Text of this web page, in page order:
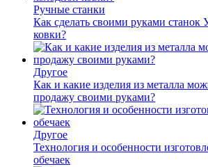
Ручные станки
Как сделать своими руками станок
ковки?
Другое
Как и какие изделия из металла
продажу своими руками?
Другое
Технология и особенности
обечаек